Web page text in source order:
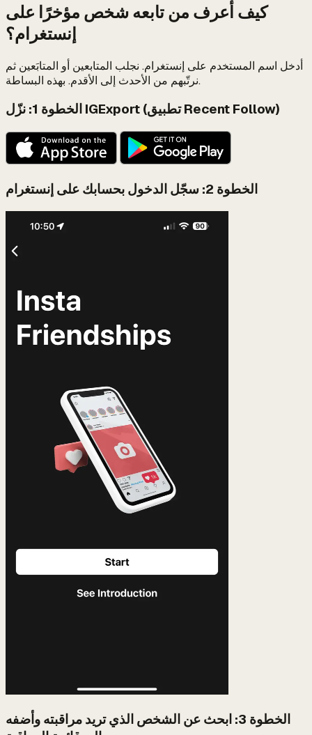
كيف أعرف من تابعه شخص مؤخرًا على
إنستغرام؟
أدخل اسم المستخدم على إنستغرام. نجلب المتابعين أو المتابَعين ثم
نرتّبهم من الأحدث إلى الأقدم. بهذه البساطة.
الخطوة 1: نزّل IGExport (تطبيق Recent Follow)
الخطوة 2: سجّل الدخول بحسابك على إنستغرام
الخطوة 3: ابحث عن الشخص الذي تريد مراقبته وأضفه